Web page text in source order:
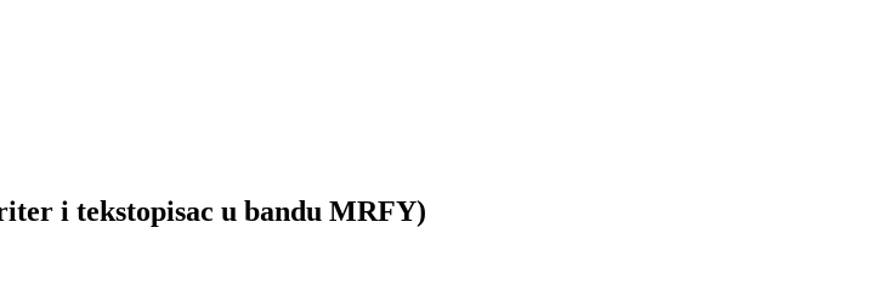
i tekstopisac u bandu MRFY)